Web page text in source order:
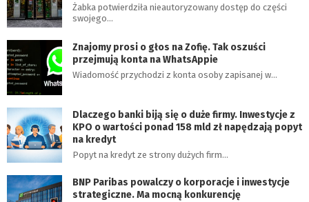
Żabka potwierdziła nieautoryzowany dostęp do części
swojego…
Znajomy prosi o głos na Zofię. Tak oszuści
przejmują konta na WhatsAppie
Wiadomość przychodzi z konta osoby zapisanej w…
Dlaczego banki biją się o duże firmy. Inwestycje z
KPO o wartości ponad 158 mld zł napędzają popyt
na kredyt
Popyt na kredyt ze strony dużych firm…
BNP Paribas powalczy o korporacje i inwestycje
strategiczne. Ma mocną konkurencję